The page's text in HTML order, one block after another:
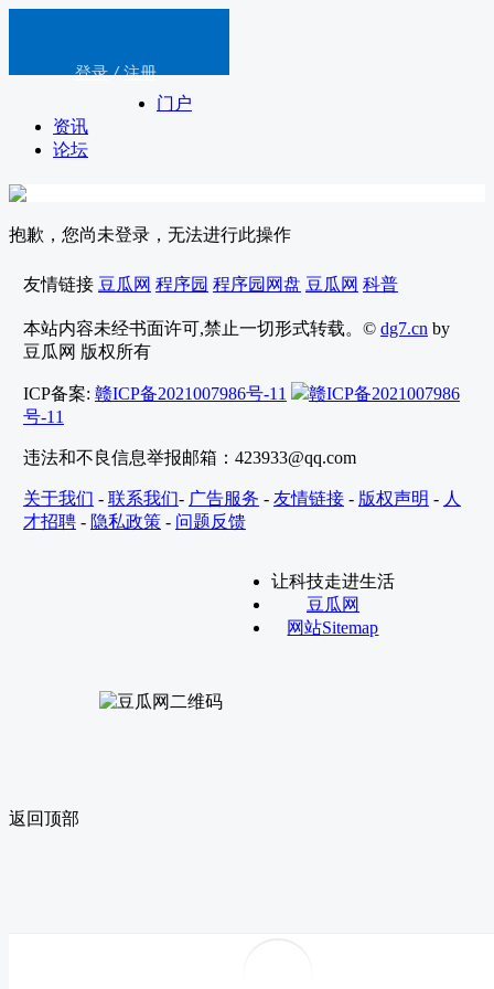
登录 / 注册
门户
资讯
论坛
抱歉，您尚未登录，无法进行此操作
友情链接 豆瓜网 程序园 程序园网盘 豆瓜网 科普
本站内容未经书面许可,禁止一切形式转载。© dg7.cn by
豆瓜网 版权所有
ICP备案: 赣ICP备2021007986号-11
赣ICP备2021007986
号-11
违法和不良信息举报邮箱：423933@qq.com
关于我们 - 联系我们- 广告服务 - 友情链接- 版权声明 - 人
才招聘- 隐私政策- 问题反馈
让科技走进生活
豆瓜网
网站Sitemap
返回顶部